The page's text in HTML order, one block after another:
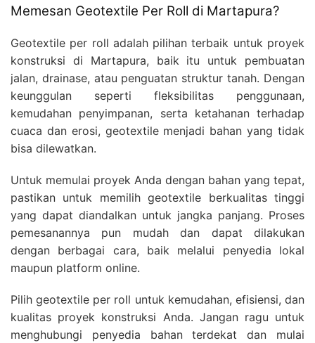
Memesan Geotextile Per Roll di Martapura?
Geotextile per roll adalah pilihan terbaik untuk proyek
konstruksi di Martapura, baik itu untuk pembuatan
jalan, drainase, atau penguatan struktur tanah. Dengan
keunggulan seperti fleksibilitas penggunaan,
kemudahan penyimpanan, serta ketahanan terhadap
cuaca dan erosi, geotextile menjadi bahan yang tidak
bisa dilewatkan.
Untuk memulai proyek Anda dengan bahan yang tepat,
pastikan untuk memilih geotextile berkualitas tinggi
yang dapat diandalkan untuk jangka panjang. Proses
pemesanannya pun mudah dan dapat dilakukan
dengan berbagai cara, baik melalui penyedia lokal
maupun platform online.
Pilih geotextile per roll untuk kemudahan, efisiensi, dan
kualitas proyek konstruksi Anda. Jangan ragu untuk
menghubungi penyedia bahan terdekat dan mulai